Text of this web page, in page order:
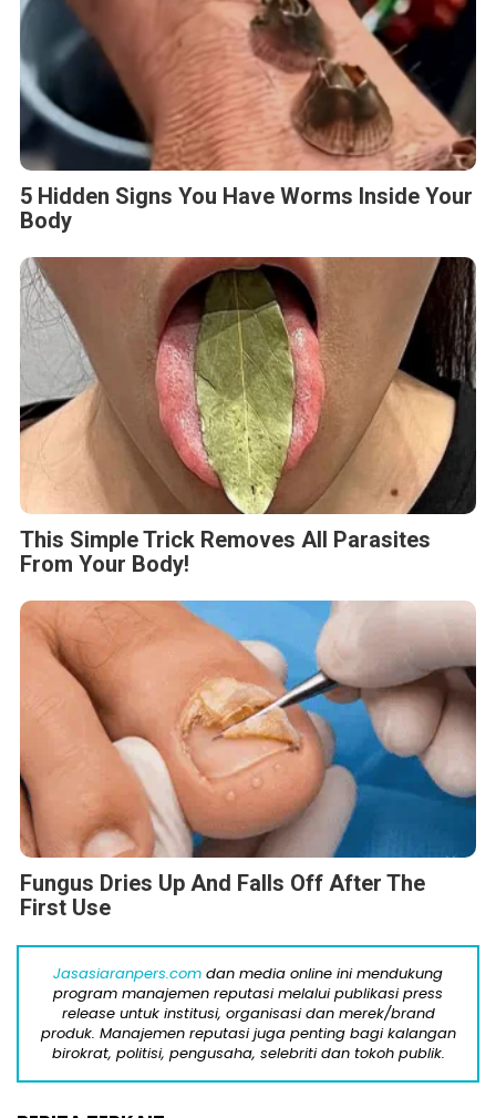
5 Hidden Signs You Have Worms Inside Your
Body
This Simple Trick Removes All Parasites
From Your Body!
Fungus Dries Up And Falls Off After The
First Use
Jasasiaranpers.com dan media online ini mendukung
program manajemen reputasi melalui publikasi press
release untuk institusi, organisasi dan merek/brand
produk. Manajemen reputasi juga penting bagi kalangan
birokrat, politisi, pengusaha, selebriti dan tokoh publik.